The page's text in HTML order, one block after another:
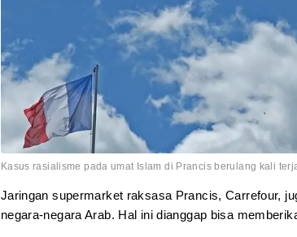
Kasus rasialisme pada umat Islam di Prancis berulang kali
Jaringan supermarket raksasa Prancis, Carrefour,
negara-negara Arab. Hal ini dianggap bisa